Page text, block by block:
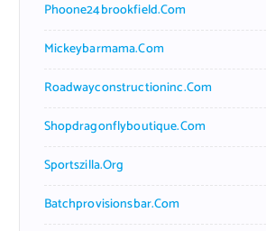
Phoone24brookfield.com
Mickeybarmama.com
Roadwayconstructioninc.com
Shopdragonflyboutique.com
Sportszilla.org
Batchprovisionsbar.com